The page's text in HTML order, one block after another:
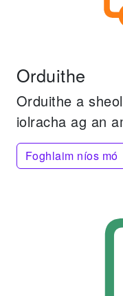
Orduithe
Orduithe a
iolracha ag an
Foghlaim níos mó